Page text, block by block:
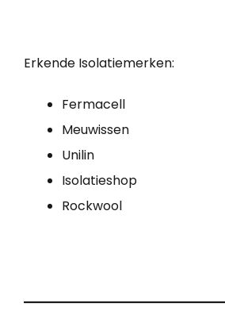
Erkende Isolatiemerken:
Fermacell
Meuwissen
Unilin
Isolatieshop
Rockwool